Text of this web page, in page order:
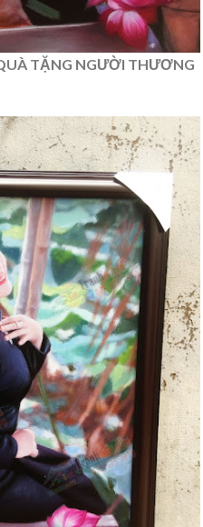
TẶNG NGƯỜI THƯƠNG